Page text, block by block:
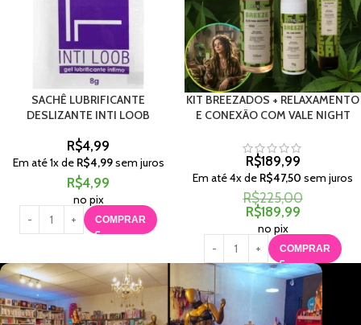
SACHÊ LUBRIFICANTE
DESLIZANTE INTI LOOB
R$4,99
Em até1x de R$4,99sem juros
R$4,99
no pix
COMPRAR
KIT BREEZADOS + RELAXAMENTO
E CONEXÃO COM VALE NIGHT
R$189,99
Em até4x de R$47,50 sem juros
R$225,00
R$189,99
no pix
COMPRAR